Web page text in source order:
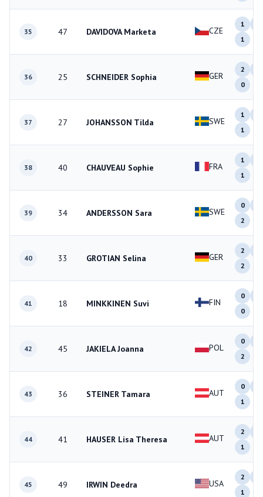
35 47 DAVIDOVA Marketa CZE
1
1
36 25 SCHNEIDER Sophia GER
2
0
37 27 JOHANSSON Tilda SWE
1
1
38 40 CHAUVEAU Sophie FRA
1
1
39 34 ANDERSSON Sara SWE
0
2
40 33 GROTIAN Selina GER
2
2
41 18 MINKKINEN Suvi FIN
0
0
42 45 JAKIELA Joanna POL
0
2
43 36 STEINER Tamara AUT
0
1
44 41 HAUSER Lisa Theresa AUT
2
1
45 49 IRWIN Deedra USA
2
1